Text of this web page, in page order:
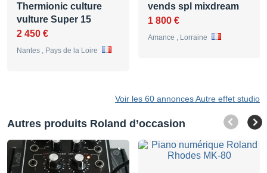
Thermionic culture
vulture Super 15
2 450 €
Nantes , Pays de la Loire
vends spl mixdream
1 800 €
Amance , Lorraine
Voir les 60 annonces Autre effet studio
Autres produits Roland d’occasion